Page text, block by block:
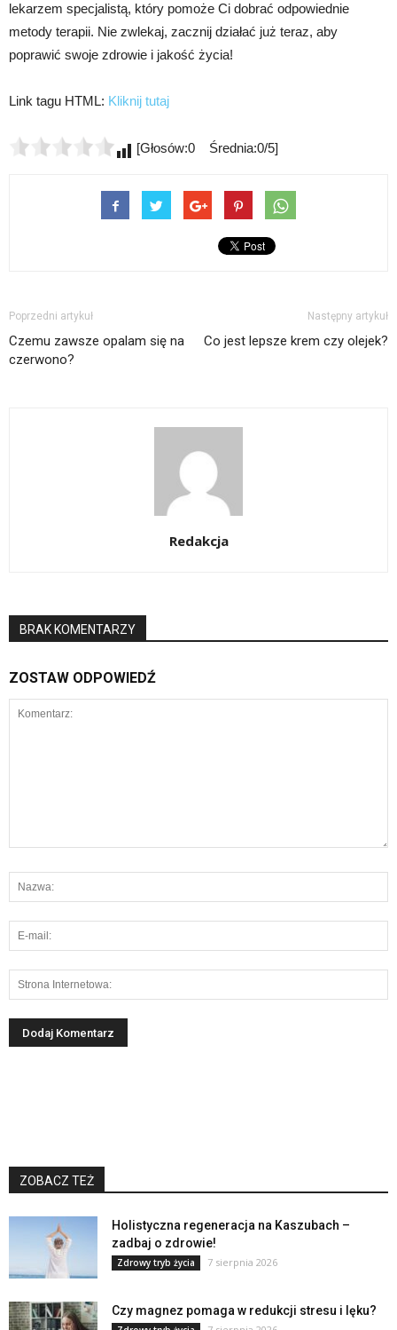
lekarzem specjalistą, który pomoże Ci dobrać odpowiednie
metody terapii. Nie zwlekaj, zacznij działać już teraz, aby
poprawić swoje zdrowie i jakość życia!
Link tagu HTML: Kliknij tutaj
[Głosów:0 Średnia:0/5]
Poprzedni artykuł
Czemu zawsze opalam się na
czerwono?
Następny artykuł
Co jest lepsze krem czy olejek?
Redakcja
BRAK KOMENTARZY
ZOSTAW ODPOWIEDŹ
ZOBACZ TEŻ
Holistyczna regeneracja na Kaszubach –
zadbaj o zdrowie!
Zdrowy tryb życia 7 sierpnia 2026
Czy magnez pomaga w redukcji stresu i lęku?